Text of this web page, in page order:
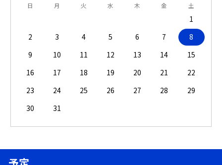
日 月 火 水 木 金 土
1
2
3 4 5 6 7
8
9
10 11 12 13 14
15
16
17 18 19 20 21
22
23
24 25 26 27 28
29
30
31